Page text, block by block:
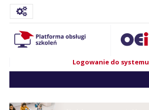
Logowanie do systemu